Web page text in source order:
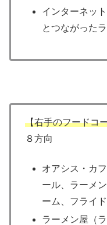
インターネッ
とつながったラ
【右手のフードコ
８方向
オアシス・カ
ール、ラーメ
ーム、フライ
ラーメン屋（ラ